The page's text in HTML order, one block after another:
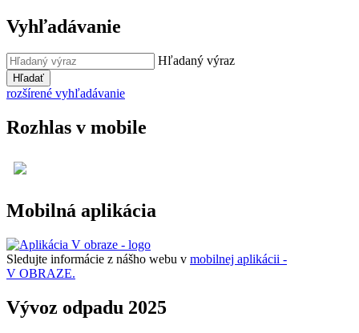
Vyhľadávanie
Hľadaný výraz
Hľadať
rozšírené vyhľadávanie
Rozhlas v mobile
Mobilná aplikácia
Sledujte informácie z nášho webu v mobilnej aplikácii -
V OBRAZE.
Vývoz odpadu 2025